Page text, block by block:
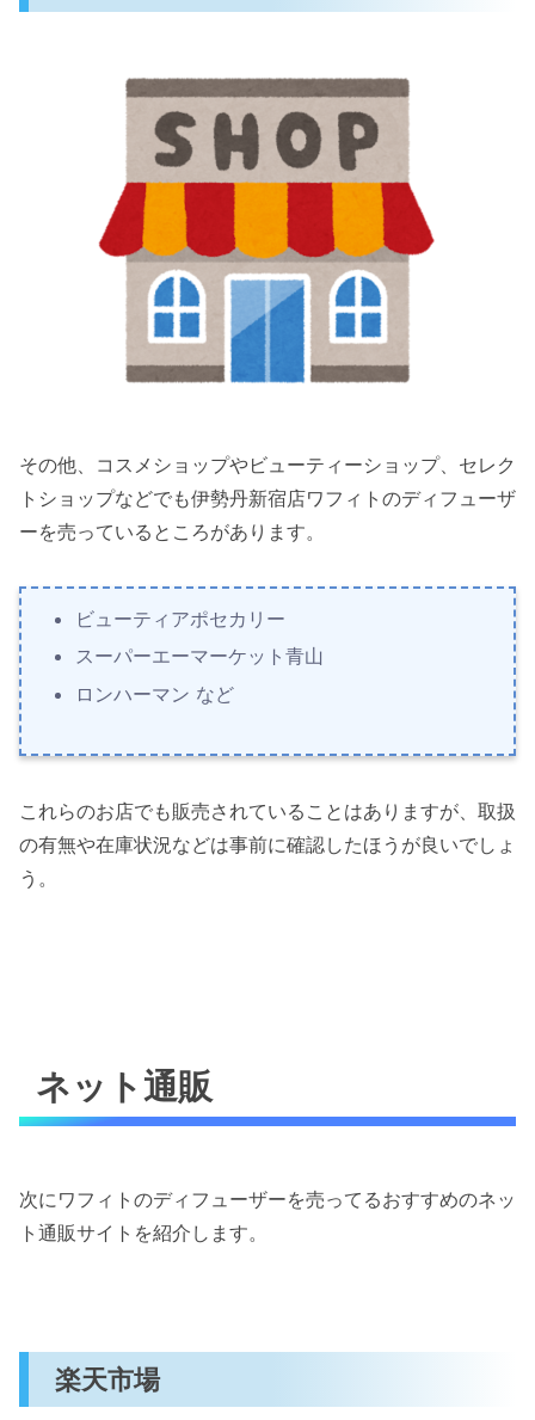
その他、コスメショップやビューティーショップ、セレク
トショップなどでも伊勢丹新宿店ワフィトのディフューザ
ーを売っているところがあります。
ビューティアポセカリー
スーパーエーマーケット青山
ロンハーマン など
これらのお店でも販売されていることはありますが、取扱
の有無や在庫状況などは事前に確認したほうが良いでしょ
う。
ネット通販
次にワフィトのディフューザーを売ってるおすすめのネッ
ト通販サイトを紹介します。
楽天市場